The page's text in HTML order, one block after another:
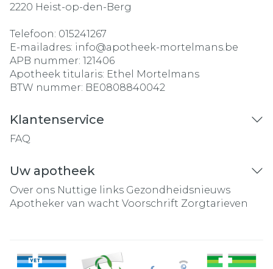
2220 Heist-op-den-Berg
Telefoon: 015241267
E-mailadres: info@apotheek-mortelmans.be
APB nummer: 121406
Apotheek titularis: Ethel Mortelmans
BTW nummer: BE0808840042
Klantenservice
FAQ
Uw apotheek
Over ons Nuttige links Gezondheidsnieuws
Apotheker van wacht Voorschrift Zorgtarieven